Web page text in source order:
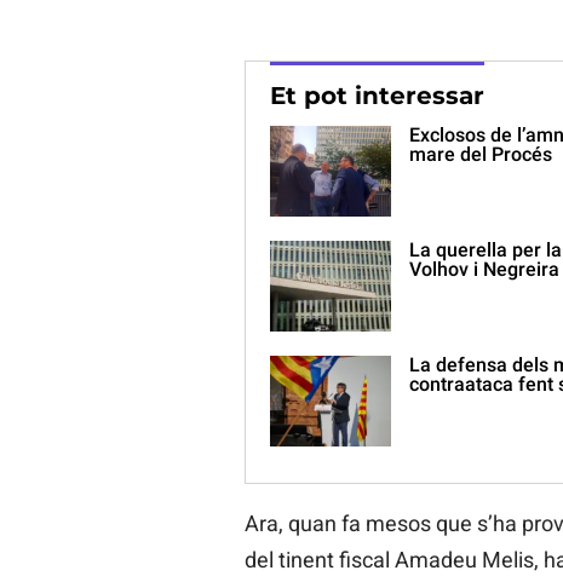
Et pot interessar
Exclosos de
mare del Procés
La querella per
Volhov i Negreira
La defensa dels
contraataca fent
Ara, quan fa mesos que s’ha
del tinent fiscal Amadeu Melis,